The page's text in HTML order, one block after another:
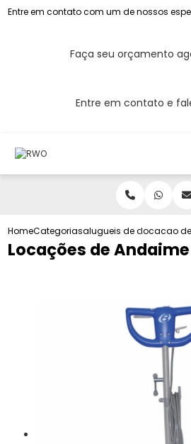
Entre em contato com um de nossos
Faça seu orçamento
Entre em contato e
HomeCategoriasalugueis de andaimes
locacao de
Locações de